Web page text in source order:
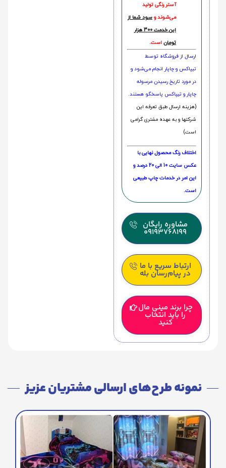
آستر رنگی تولید
می‌شوند و سود شما از
این خدمت 300 هزار
تومان است.
ارسال از فروشگاه توسط
تیپاکس و چاپار انجام می‌شود و
در مورد تاریخ رسیدن مرسوله
چاپار و تیپاکس پاسخگو هستند.
(هزینه ارسال طبق تعرفه این
شرکتها و به عهده مشتری گرامی
است)
اختلاف رنگ محصول نهایی با
عکس سایت 10 الی 20 درصد و
این امر در خدمات چاپ طبیعی
است.
مشاوره رایگان
09193768199
ارتباط سریع با ما
در پیام‌رسان بله
چرا برند مینی مال
را باید انتخاب
کنید
نمونه طرح‌های ارسالی مشتریان عزیز